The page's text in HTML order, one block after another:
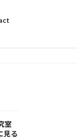
室
見る